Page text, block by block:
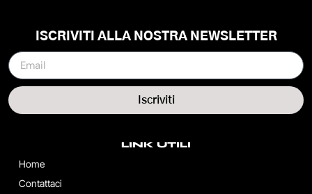
LINK UTILI
Home
Contattaci
ISCRIVITI ALLA NOSTRA NEWSLETTER
Iscriviti